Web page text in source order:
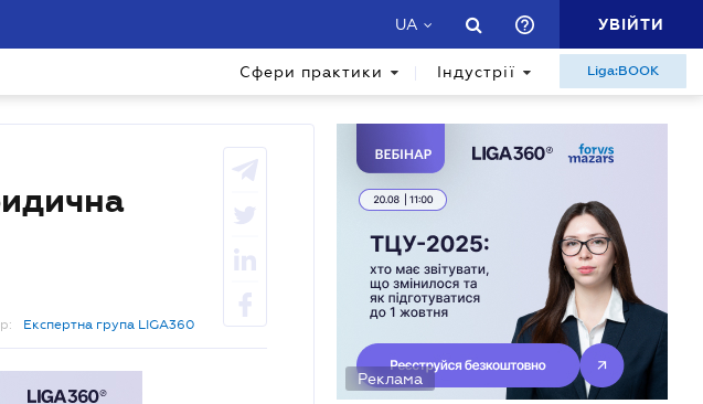
UA УВІЙТИ
Сфери практики Індустрії Liga:BOOK
Експертна група LIGA360
Реклама